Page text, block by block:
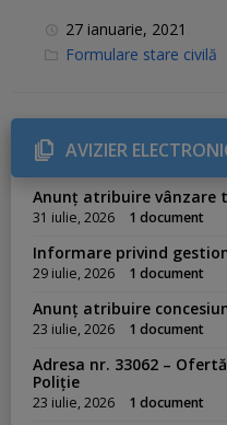
27 ianuarie, 2021
C
r
i
e
s
Formulare stare civilă
AVIZIER
Anunț atribuire vânzare
31 iulie, 2026 1 document
Informare privind
29 iulie, 2026 1 document
Anunț atribuire
23 iulie, 2026 1 document
Adresa nr. 33062 –
Poliție
23 iulie, 2026 1 document